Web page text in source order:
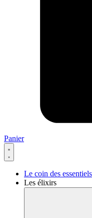
Panier
Le coin des essentiels
Les élixirs